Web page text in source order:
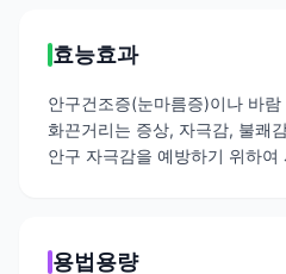
효능효과
안구건조증(눈마름증)이나 바
화끈거리는 증상, 자극감, 불쾌
안구 자극감을 예방하기 위하여
용법용량